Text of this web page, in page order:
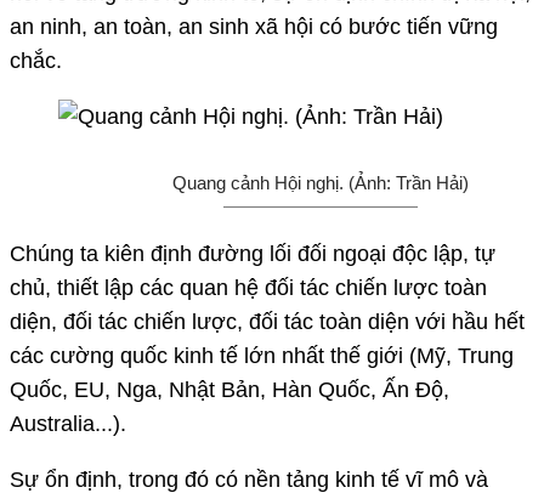
an ninh, an toàn, an sinh xã hội có bước tiến vững
chắc.
Quang cảnh Hội nghị. (Ảnh: Trần Hải)
Chúng ta kiên định đường lối đối ngoại độc lập, tự
chủ, thiết lập các quan hệ đối tác chiến lược toàn
diện, đối tác chiến lược, đối tác toàn diện với hầu hết
các cường quốc kinh tế lớn nhất thế giới (Mỹ, Trung
Quốc, EU, Nga, Nhật Bản, Hàn Quốc, Ấn Độ,
Australia...).
Sự ổn định, trong đó có nền tảng kinh tế vĩ mô và